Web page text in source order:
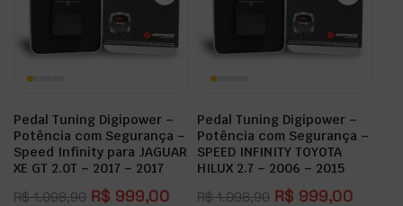
Pedal Tuning Digipower –
Potência com Segurança –
Speed Infinity para JAGUAR
XE GT 2.0T – 2017 – 2017
R$1.098,90 R$ 999,00
Pedal Tuning Digipower –
Potência com Segurança –
SPEED INFINITY TOYOTA
HILUX 2.7 – 2006 – 2015
R$1.098,90 R$ 999,00